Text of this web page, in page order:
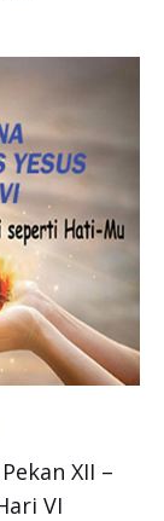
XII –
VI